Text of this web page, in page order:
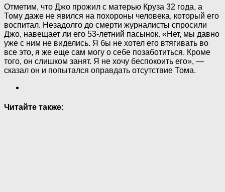
Отметим, что Джо прожил с матерью Круза 32 года, а
Тому даже не явился на похороны человека, который его
воспитал. Незадолго до смерти журналисты спросили
Джо, навещает ли его 53-летний пасынок. «Нет, мы давно
уже с ним не виделись. Я бы не хотел его втягивать во
все это, я же еще сам могу о себе позаботиться. Кроме
того, он слишком занят. Я не хочу беспокоить его», —
сказал он и попытался оправдать отсутствие Тома.
Читайте также: